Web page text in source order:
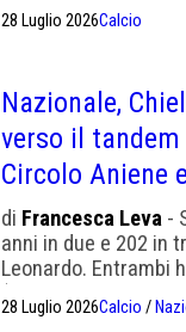
28 Luglio 2026Calcio
Nazionale,
verso il
Circolo Aniene
di Francesca Leva -
anni in due e 202 in
Leonardo. Entrambi
(il Mancio l'ha
tradizione e al derby
28 Luglio 2026Calcio /